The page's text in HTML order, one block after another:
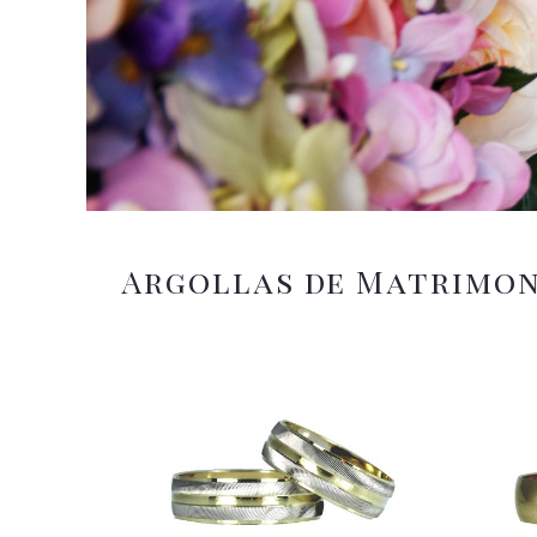
Argollas de